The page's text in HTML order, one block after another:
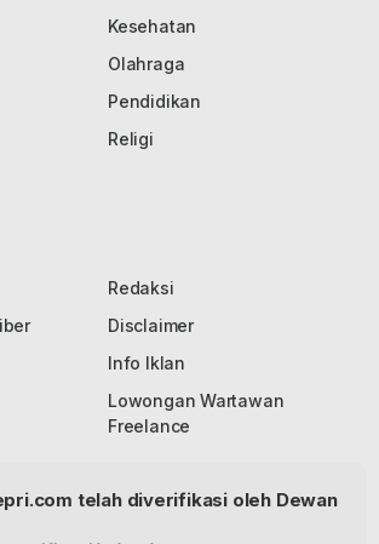
Kesehatan
Olahraga
Pendidikan
Religi
Redaksi
Disclaimer
Info Iklan
Lowongan Wartawan
Freelance
telah diverifikasi oleh Dewan